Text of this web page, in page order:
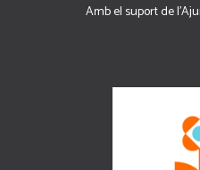
Amb el suport de